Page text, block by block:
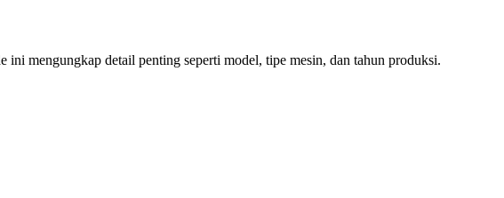
mengungkap detail penting seperti model, tipe mesin, dan tahun produksi.